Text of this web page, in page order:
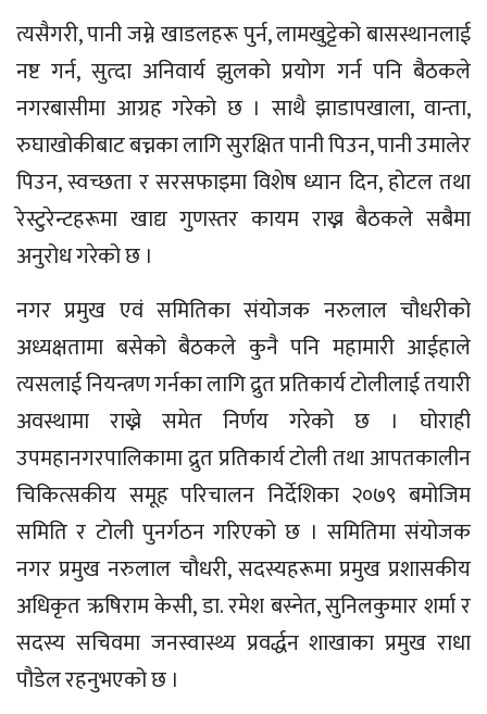
त्यसैगरी, पानी जम्ने खाडलहरू पुर्न, लामखुट्टेको बासस्थानलाई
नष्ट गर्न, सुत्दा अनिवार्य झुलको प्रयोग गर्न पनि बैठकले
नगरबासीमा आग्रह गरेको छ । साथै झाडापखाला, वान्ता,
रुघाखोकीबाट बच्नका लागि सुरक्षित पानी पिउन, पानी उमालेर
पिउन, स्वच्छता र सरसफाइमा विशेष ध्यान दिन, होटल तथा
रेस्टुरेन्टहरूमा खाद्य गुणस्तर कायम राख्न बैठकले सबैमा
अनुरोध गरेको छ ।
नगर प्रमुख एवं समितिका संयोजक नरुलाल चौधरीको
अध्यक्षतामा बसेको बैठकले कुनै पनि महामारी आईहाले
त्यसलाई नियन्त्रण गर्नका लागि द्रुत प्रतिकार्य टोलीलाई तयारी
अवस्थामा राख्ने समेत निर्णय गरेको छ । घोराही
उपमहानगरपालिकामा द्रुत प्रतिकार्य टोली तथा आपतकालीन
चिकित्सकीय समूह परिचालन निर्देशिका २०७९ बमोजिम
समिति र टोली पुनर्गठन गरिएको छ । समितिमा संयोजक
नगर प्रमुख नरुलाल चौधरी, सदस्यहरूमा प्रमुख प्रशासकीय
अधिकृत ऋषिराम केसी, डा. रमेश बस्नेत, सुनिलकुमार शर्मा र
सदस्य सचिवमा जनस्वास्थ्य प्रवर्द्धन शाखाका प्रमुख राधा
पौडेल रहनुभएको छ ।